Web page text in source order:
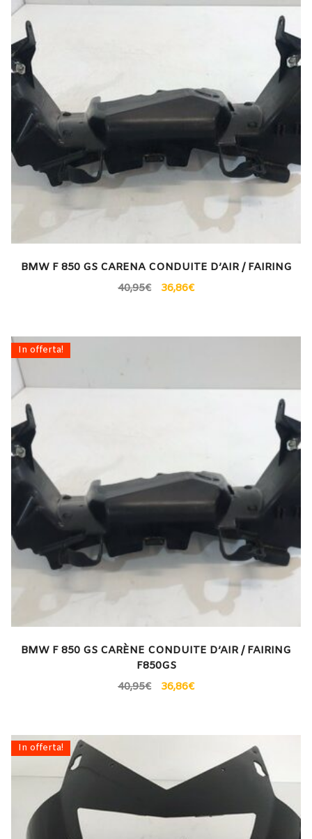
BMW F 850 GS CARENA CONDUITE D’AIR / FAIRING
40,95€ 36,86€
In offerta!
BMW F 850 GS CARÈNE CONDUITE D’AIR / FAIRING
F850GS
40,95€ 36,86€
In offerta!